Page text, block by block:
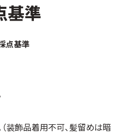
極真の歴史
極真会館の概要
本部からのお知らせ
基準
点基準
装飾品着用不可、髪留めは暗